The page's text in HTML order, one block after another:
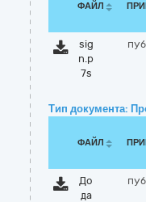
ФАЙЛ
sig
n.p
7s
Тип документа:
ФАЙЛ
До
да